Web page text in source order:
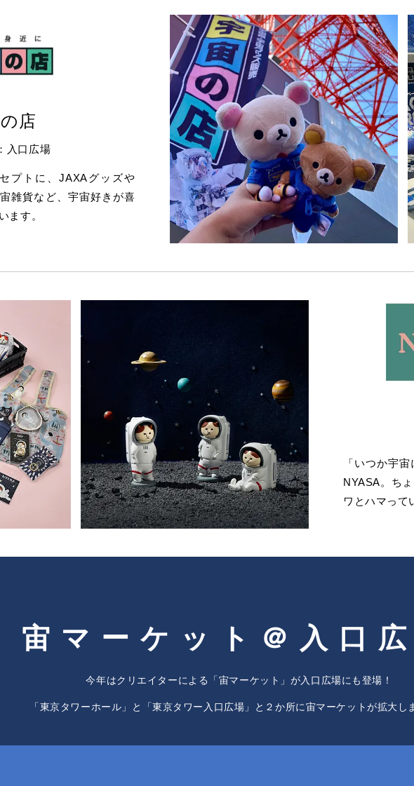
店
入口広場
プトに、JAXAグッズや
雑貨など、宇宙好きが喜
ます。
「いつか宇
NYASA。ち
ワとハマって
宙マーケット ＠入口
今年はクリエイターによる「宙マーケット」が入口広場にも登場！
「東京タワーホール」と「東京タワー入口広場」と２か所に宙マーケットが拡大し